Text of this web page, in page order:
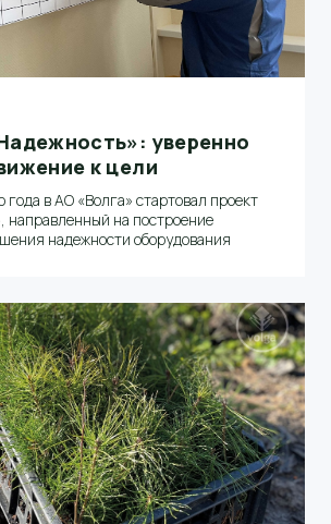
уверенно
к цели
года в АО «Волга» стартовал проект
направленный на построение
надежности оборудования